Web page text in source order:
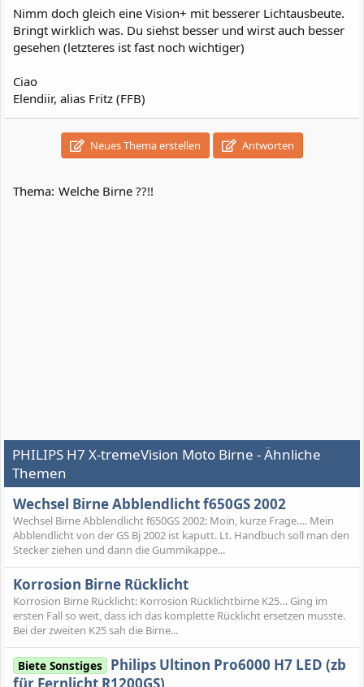
Nimm doch gleich eine Vision+ mit besserer Lichtausbeute.
Bringt wirklich was. Du siehst besser und wirst auch besser
gesehen (letzteres ist fast noch wichtiger)
Ciao
Elendiir, alias Fritz (FFB)
Neues Thema erstellen Antworten
Thema: Welche Birne ??!!
PHILIPS H7 X-tremeVision Moto Birne - Ähnliche
Themen
Wechsel Birne Abblendlicht f650GS 2002
Wechsel Birne Abblendlicht f650GS 2002: Moin, kurze Frage…. Mein
Abblendlicht von der GS Bj 2002 ist kaputt. Lt. Handbuch soll man den
Stecker ziehen und dann die Gummikappe...
Korrosion Birne Rücklicht
Korrosion Birne Rücklicht: Korrosion Rücklichtbirne K25… Ging im
ersten Fall so weit, dass ich das komplette Rücklicht ersetzen musste.
Bei der zweiten K25 sah die Birne...
Biete Sonstiges Philips Ultinon Pro6000 H7 LED (zb